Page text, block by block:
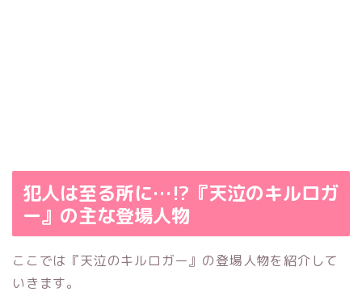
犯人は至る所に…⁉︎『天泣のキルロガ
ー』の主な登場人物
ここでは『天泣のキルロガー』の登場人物を紹介して
いきます。